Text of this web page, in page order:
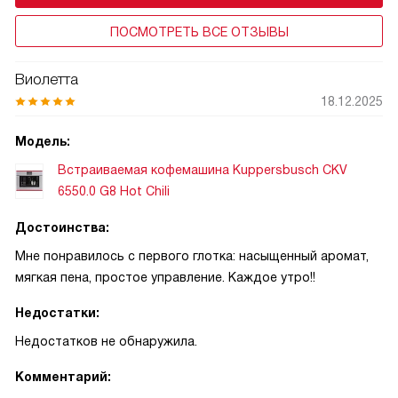
ПОСМОТРЕТЬ ВСЕ ОТЗЫВЫ
Виолетта
18.12.2025
Модель:
Встраиваемая кофемашина Kuppersbusch CKV
6550.0 G8 Hot Chili
Достоинства:
Мне понравилось с первого глотка: насыщенный аромат,
мягкая пена, простое управление. Каждое утро!!
Недостатки:
Недостатков не обнаружила.
Комментарий: